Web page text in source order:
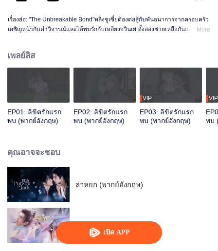
เปิด APP
เรื่องย่อ: "The Unbreakable Bond"หลิงชูเซี่ยต้องต่อสู้กับพันธนาการจากครอบครัว
เผชิญหน้ากับคำวิจารณ์และได้พบรักกับเหลียงจวินเย่ ทั้งสองช่วยเหลือกันและกันMore
เพลย์ลิส
EP01: ลิขิตรักแรก
พบ (พากย์อังกฤษ)
EP02: ลิขิตรักแรก
พบ (พากย์อังกฤษ)
VIP
EP03: ลิขิตรักแรก
พบ (พากย์อังกฤษ)
VIP
พบ
คุณอาจจะชอบ
ล่าหยก (พากย์อังกฤษ)